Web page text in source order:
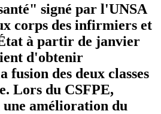
signé par l'UNSA
corps des infirmiers et
à partir de janvier
d'obtenir
des deux classes
Lors du CSFPE,
amélioration du